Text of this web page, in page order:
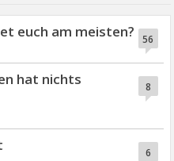
56
euch am meisten?
8
hat nichts
6